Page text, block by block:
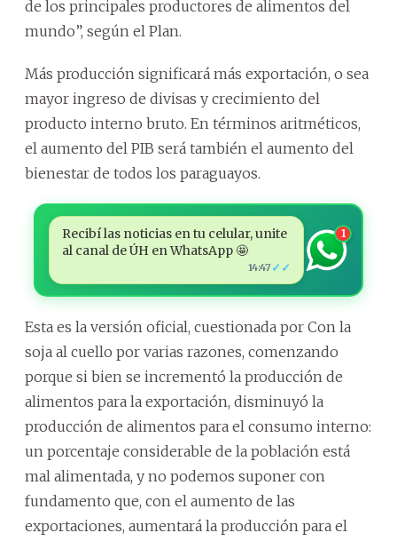
de los principales productores de alimentos del
mundo”, según el Plan.
Más producción significará más exportación, o sea
mayor ingreso de divisas y crecimiento del
producto interno bruto. En términos aritméticos,
el aumento del PIB será también el aumento del
bienestar de todos los paraguayos.
Recibí las noticias en tu celular, unite
al canal de ÚH en WhatsApp 🤩
14:47 ✓✓
1
Esta es la versión oficial, cuestionada por Con la
soja al cuello por varias razones, comenzando
porque si bien se incrementó la producción de
alimentos para la exportación, disminuyó la
producción de alimentos para el consumo interno:
un porcentaje considerable de la población está
mal alimentada, y no podemos suponer con
fundamento que, con el aumento de las
exportaciones, aumentará la producción para el